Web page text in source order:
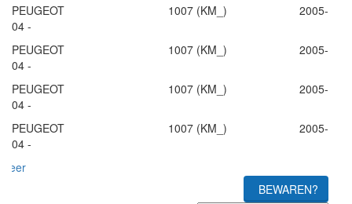
PEUGEOT 1007 (KM_) 2005-
04 -
PEUGEOT 1007 (KM_) 2005-
04 -
PEUGEOT 1007 (KM_) 2005-
04 -
PEUGEOT 1007 (KM_) 2005-
04 -
meer
BEWAREN?